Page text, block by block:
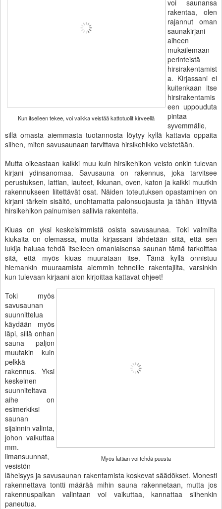
Kun itselleen tekee, voi vaikka veistää kattotuolit kirveellä
voi saunansa
rakentaa, olen
rajannut oman
saunakirjani
aiheen
mukailemaan
perinteistä
hirsirakentamist
a. Kirjassani ei
kuitenkaan itse
hirsirakentamis
een uppouduta
pintaa
syvemmälle,
sillä omasta aiemmasta tuotannosta löytyy kyllä kattavia oppaita
siihen, miten savusaunaan tarvittava hirsikehikko veistetään.
Mutta oikeastaan kaikki muu kuin hirsikehikon veisto onkin tulevan
kirjani ydinsanomaa. Savusauna on rakennus, joka tarvitsee
perustuksen, lattian, lauteet, ikkunan, oven, katon ja kaikki muutkin
rakennukseen liitettävät osat. Näiden toteutuksen opastaminen on
kirjani tärkein sisältö, unohtamatta palonsuojausta ja tähän liittyviä
hirsikehikon painumisen sallivia rakenteita.
Kiuas on yksi keskeisimmistä osista savusaunaa. Toki valmiita
kiukaita on olemassa, mutta kirjassani lähdetään siitä, että sen
lukija haluaa tehdä itselleen omanlaisensa saunan tämä tarkoittaa
sitä, että myös kiuas muurataan itse. Tämä kyllä onnistuu
hiemankin muuraamista aiemmin tehneille rakentajilta, varsinkin
kun tulevaan kirjaani aion kirjoittaa kattavat ohjeet!
Myös lattian voi tehdä puusta
Toki myös
savusaunan
suunnittelua
käydään myös
läpi, sillä onhan
sauna paljon
muutakin kuin
pelkkä
rakennus. Yksi
keskeinen
suunniteltava
aihe on
esimerkiksi
saunan
sijainnin valinta,
johon vaikuttaa
mm.
ilmansuunnat,
vesistön
läheisyys ja savusaunan rakentamista koskevat säädökset. Monesti
rakennettava tontti määrää mihin sauna rakennetaan, mutta jos
rakennuspaikan valintaan voi vaikuttaa, kannattaa siihenkin
paneutua.